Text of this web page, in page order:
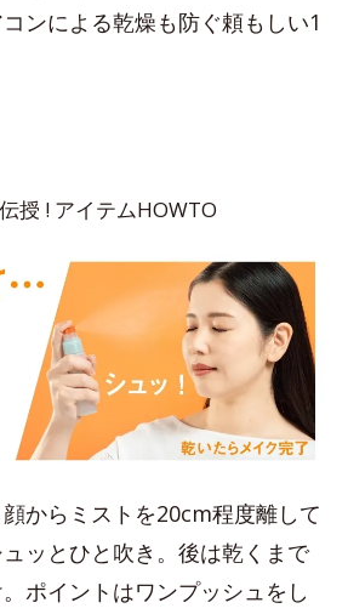
ンによる乾燥も防ぐ頼もしい1
授 ! アイテムHOWTO
からミストを20cm程度離して
ッとひと吹き。後は乾くまで
ポイントはワンプッシュをし